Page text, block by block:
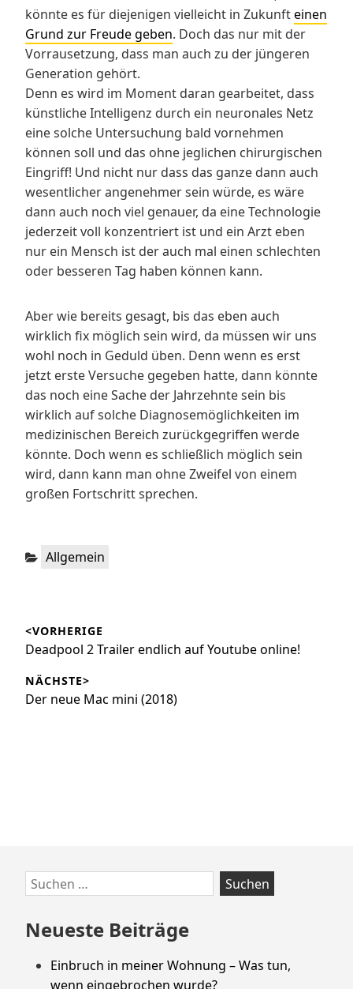
könnte es für diejenigen vielleicht in Zukunfteinen
Grund zur Freude geben. Doch das nur mit der
Vorrausetzung, dass man auch zu der jüngeren
Generation gehört.
Denn es wird im Moment daran gearbeitet, dass
künstliche Intelligenz durch ein neuronales Netz
eine solche Untersuchung bald vornehmen
können soll und das ohne jeglichen chirurgischen
Eingriff! Und nicht nur dass das ganze dann auch
wesentlicher angenehmer sein würde, es wäre
dann auch noch viel genauer, da eine Technologie
jederzeit voll konzentriert ist und ein Arzt eben
nur ein Mensch ist der auch mal einen schlechten
oder besseren Tag haben können kann.
Aber wie bereits gesagt, bis das eben auch
wirklich fix möglich sein wird, da müssen wir uns
wohl noch in Geduld üben. Denn wenn es erst
jetzt erste Versuche gegeben hatte, dann könnte
das noch eine Sache der Jahrzehnte sein bis
wirklich auf solche Diagnosemöglichkeiten im
medizinischen Bereich zurückgegriffen werde
könnte. Doch wenn es schließlich möglich sein
wird, dann kann man ohne Zweifel von einem
großen Fortschritt sprechen.
Kategorien:
Allgemein
<VORHERIGE
Vorheriger
Deadpool 2 Trailer endlich auf Youtube online!
NÄCHSTE>
Nächster
Der neue Mac mini (2018)
Zum
Footer
springen
Suchen
nach:
Neueste Beiträge
Einbruch in meiner Wohnung – Was tun,
wenn eingebrochen wurde?